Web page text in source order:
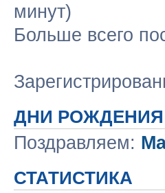
минут)
Больше всего
ДНИ РОЖДЕНИЯ
Поздравляем:
СТАТИСТИКА